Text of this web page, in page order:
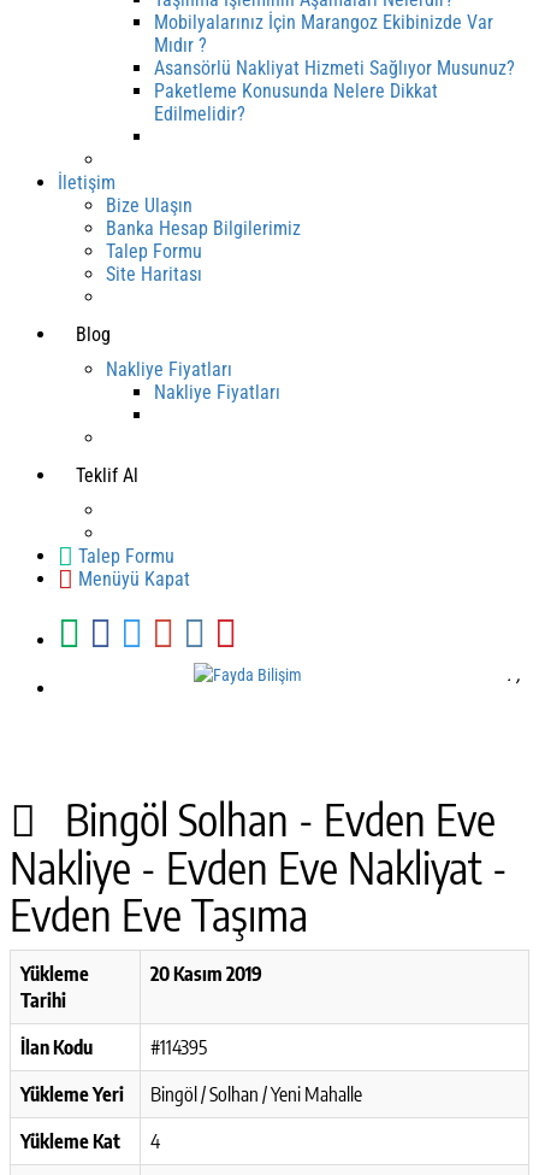
Mobilyalarınız İçin Marangoz Ekibinizde Var
Mıdır ?
Asansörlü Nakliyat Hizmeti Sağlıyor Musunuz?
Paketleme Konusunda Nelere Dikkat
Edilmelidir?
İletişim
Bize Ulaşın
Banka Hesap Bilgilerimiz
Talep Formu
Site Haritası
Blog
Nakliye Fiyatları
Nakliye Fiyatları
Teklif Al
Talep Formu
Menüyü Kapat
. ,
Bingöl Solhan - Evden Eve
Nakliye - Evden Eve Nakliyat -
Evden Eve Taşıma
Yükleme
Tarihi
20 Kasım 2019
İlan Kodu
#114395
Yükleme Yeri
Bingöl / Solhan / Yeni Mahalle
Yükleme Kat
4